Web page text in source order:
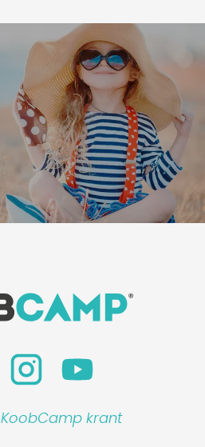
KoobCamp krant